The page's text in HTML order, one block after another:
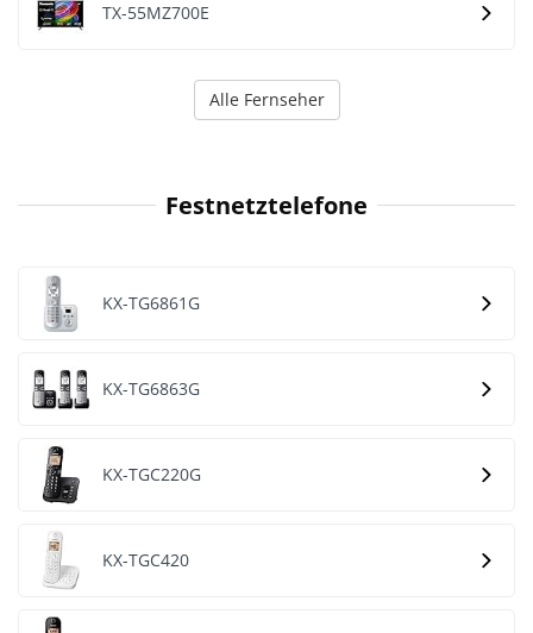
TX-55MZ700E
Alle Fernseher
Festnetztelefone
KX-TG6861G
KX-TG6863G
KX-TGC220G
KX-TGC420